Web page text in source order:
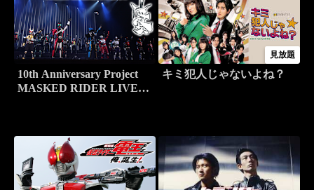
10th Anniversary Project
MASKED RIDER LIVE＆
見放題
キミ犯人じゃないよね？